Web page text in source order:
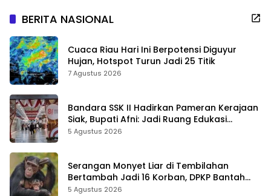
BERITA NASIONAL
Cuaca Riau Hari Ini Berpotensi Diguyur
Hujan, Hotspot Turun Jadi 25 Titik
7 Agustus 2026
Bandara SSK II Hadirkan Pameran Kerajaan
Siak, Bupati Afni: Jadi Ruang Edukasi
Sejarah Riau
5 Agustus 2026
Serangan Monyet Liar di Tembilahan
Bertambah Jadi 16 Korban, DPKP Bantah
Video Gerombolan Viral
5 Agustus 2026